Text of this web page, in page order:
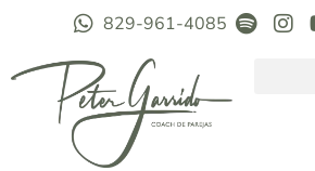
829-961-4085